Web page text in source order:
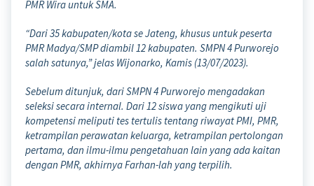
PMR Wira untuk SMA.
“Dari 35 kabupaten/kota se Jateng, khusus untuk peserta
PMR Madya/SMP diambil 12 kabupaten. SMPN 4 Purworejo
salah satunya,” jelas Wijonarko, Kamis (13/07/2023).
Sebelum ditunjuk, dari SMPN 4 Purworejo mengadakan
seleksi secara internal. Dari 12 siswa yang mengikuti uji
kompetensi meliputi tes tertulis tentang riwayat PMI, PMR,
ketrampilan perawatan keluarga, ketrampilan pertolongan
pertama, dan ilmu-ilmu pengetahuan lain yang ada kaitan
dengan PMR, akhirnya Farhan-lah yang terpilih.